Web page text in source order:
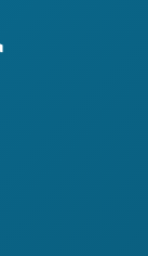
lojtarë,
manipulime
të basteve,
për të